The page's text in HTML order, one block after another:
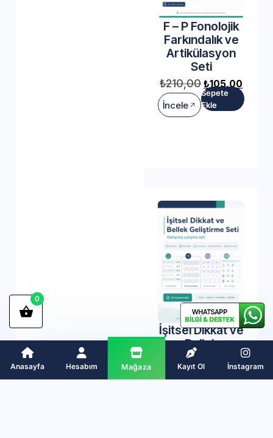
F – P Fonolojik
Farkındalık ve
Artikülasyon
Seti
₺210,00 ₺105,00
İncele
Sepete
Ekle
İşitsel Dikkat ve
Bellek
Geliştirme Seti |
Gelişmiş
Çalışma PDF
Anasayfa Hesabım Mağaza Kayıt Ol İnstagram
0